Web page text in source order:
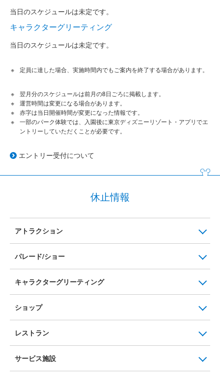
当日のスケジュールは未定です。
キャラクターグリーティング
当日のスケジュールは未定です。
定員に達した場合、実施時間内でもご案内を終了する場合があります。
翌月分のスケジュールは前月の8日ごろに掲載します。
運営時間は変更になる場合があります。
赤字は当日開催時間が変更になった情報です。
一部のパーク体験では、入園後に東京ディズニーリゾート・アプリでエ
ントリーしていただくことが必要です。
エントリー受付について
休止情報
アトラクション
パレード/ショー
キャラクターグリーティング
ショップ
レストラン
サービス施設